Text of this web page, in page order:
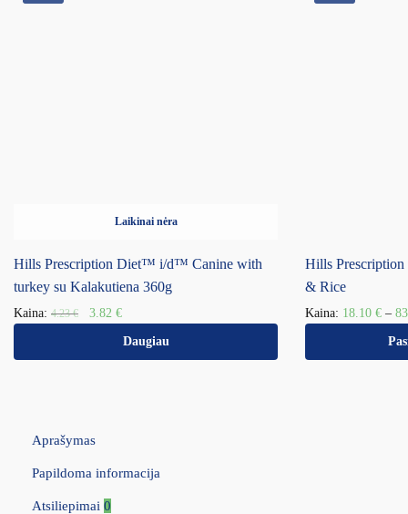
Laikinai nėra
Hills Prescription Diet™ i/d™ Canine with
turkey su Kalakutiena 360g
Kaina: 4.23€ 3.82 €
Daugiau
Hills
& Rice
Kaina: 18.10 € –
Aprašymas
Papildoma informacija
Atsiliepimai 0